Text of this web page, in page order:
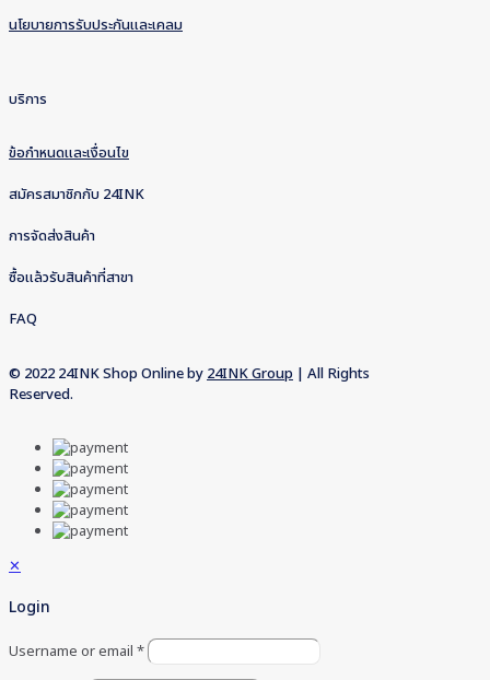
นโยบายการรับประกันและเคลม
บริการ
ข้อกำหนดและเงื่อนไข
สมัครสมาชิกกับ 24INK
การจัดส่งสินค้า
ซื้อแล้วรับสินค้าที่สาขา
FAQ
© 2022 24INK Shop Online by 24INK Group | All Rights
Reserved.
✕
Login
Username or email *